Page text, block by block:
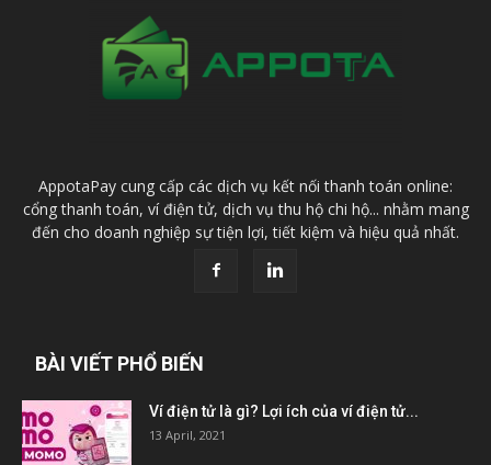
AppotaPay cung cấp các dịch vụ kết nối thanh toán online:
cổng thanh toán, ví điện tử, dịch vụ thu hộ chi hộ... nhằm mang
đến cho doanh nghiệp sự tiện lợi, tiết kiệm và hiệu quả nhất.
BÀI VIẾT PHỔ BIẾN
Ví điện tử là gì? Lợi ích của ví điện tử...
13 April, 2021